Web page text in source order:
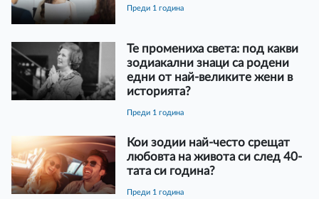
преди 1 година
Те промениха света: под какви
зодиакални знаци са родени
едни от най-великите жени в
историята?
преди 1 година
Кои зодии най-често срещат
любовта на живота си след 40-
тата си година?
преди 1 година